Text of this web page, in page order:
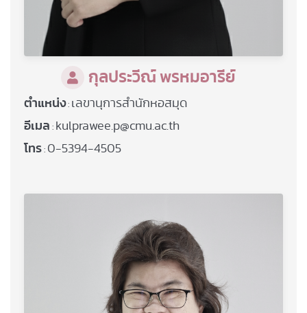
กุลประวีณ์ พรหมอารีย์
ตำแหน่ง: เลขานุการสำนักหอสมุด
อีเมล : kulprawee.p@cmu.ac.th
โทร : 0-5394-4505